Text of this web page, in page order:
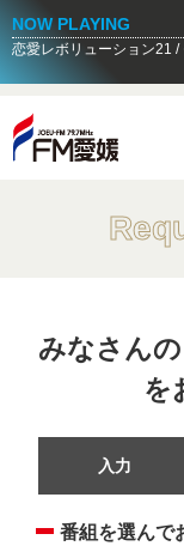
みなさん
を
入力
番組を選んで
16:00 - 16:55
リリー・フラン
16:55 - 17:00
17:00 - 17:55
川島明 そもそも
NOW PLAYING
恋愛レボリューション21